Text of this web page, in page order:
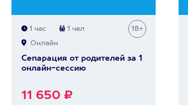
1 час 1 чел 18+
Онлайн
Сепарация от родителей за 1
онлайн-сессию
11 650 ₽